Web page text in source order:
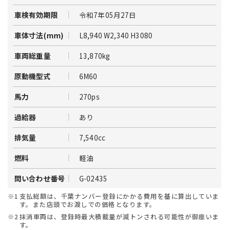
車検有効期限 令和7年05月27日
車体寸法(mm) L8,940 W2,340 H3080
車両総重量 13,870kg
原動機型式 6M60
馬力 270ps
過給器 あり
排気量 7,540cc
燃料 軽油
問い合わせ番号 G-02435
※1 支払総額は、千葉ナンバー登録にかかる費用を基に算出していま
す。また店頭でお渡しでの価格となります。
※2抹消車両は、登録時最大積載量が減トンされる可能性が御座いま
す。